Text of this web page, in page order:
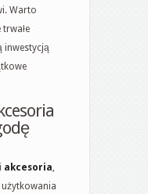
Warto
inwestycją
i akcesoria,
użytkowania